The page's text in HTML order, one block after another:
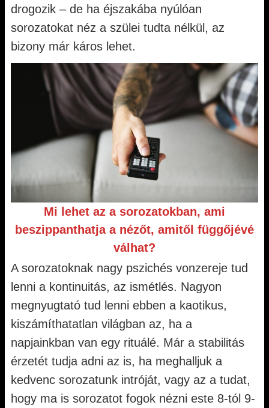
drogozik – de ha éjszakába nyúlóan
sorozatokat néz a szülei tudta nélkül, az
bizony már káros lehet.
Mi lehet az a sorozatokban, ami
beszippanthatja a nézőt, amitől függőjévé
válhat?
A sorozatoknak nagy pszichés vonzereje tud
lenni a kontinuitás, az ismétlés. Nagyon
megnyugtató tud lenni ebben a kaotikus,
kiszámíthatatlan világban az, ha a
napjainkban van egy rituálé. Már a stabilitás
érzetét tudja adni az is, ha meghalljuk a
kedvenc sorozatunk intróját, vagy az a tudat,
hogy ma is sorozatot fogok nézni este 8-tól 9-